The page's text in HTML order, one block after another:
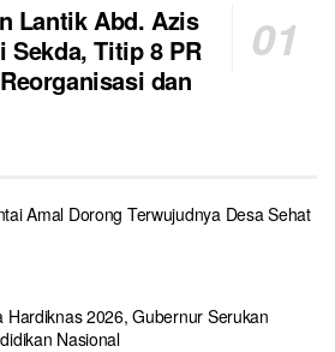
Lantik Abd. Azis
Sekda, Titip 8 PR
dan
Amal Dorong Terwujudnya Desa Sehat
Hardiknas 2026, Gubernur Serukan
Nasional